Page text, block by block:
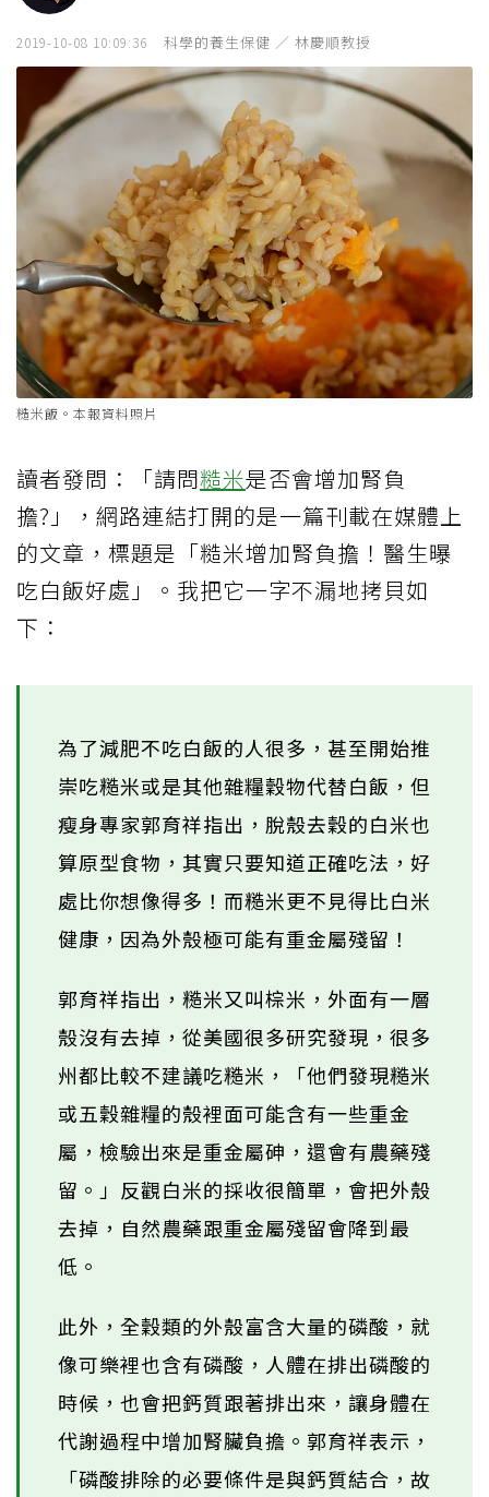
2019-10-08 10:09:36 科學的養生保健 ／ 林慶順教授
糙米飯。本報資料照片
讀者發問：「請問糙米是否會增加腎負
擔?」，網路連結打開的是一篇刊載在媒體上
的文章，標題是「糙米增加腎負擔！醫生曝
吃白飯好處」。我把它一字不漏地拷貝如
下：
為了減肥不吃白飯的人很多，甚至開始推
崇吃糙米或是其他雜糧穀物代替白飯，但
瘦身專家郭育祥指出，脫殼去穀的白米也
算原型食物，其實只要知道正確吃法，好
處比你想像得多！而糙米更不見得比白米
健康，因為外殼極可能有重金屬殘留！
郭育祥指出，糙米又叫棕米，外面有一層
殼沒有去掉，從美國很多研究發現，很多
州都比較不建議吃糙米，「他們發現糙米
或五穀雜糧的殼裡面可能含有一些重金
屬，檢驗出來是重金屬砷，還會有農藥殘
留。」反觀白米的採收很簡單，會把外殼
去掉，自然農藥跟重金屬殘留會降到最
低。
此外，全穀類的外殼富含大量的磷酸，就
像可樂裡也含有磷酸，人體在排出磷酸的
時候，也會把鈣質跟著排出來，讓身體在
代謝過程中增加腎臟負擔。郭育祥表示，
「磷酸排除的必要條件是與鈣質結合，故